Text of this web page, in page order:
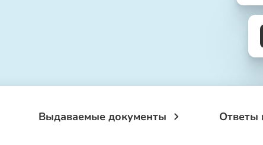
Выдаваемые документы Ответы